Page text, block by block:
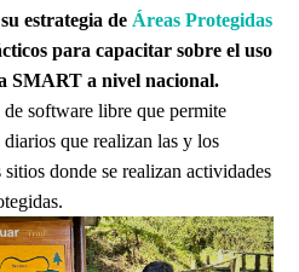
estrategia de Áreas Protegidas
para capacitar sobre el uso
SMART a nivel nacional.
de software libre que permite
que realizan las y los
donde se realizan actividades